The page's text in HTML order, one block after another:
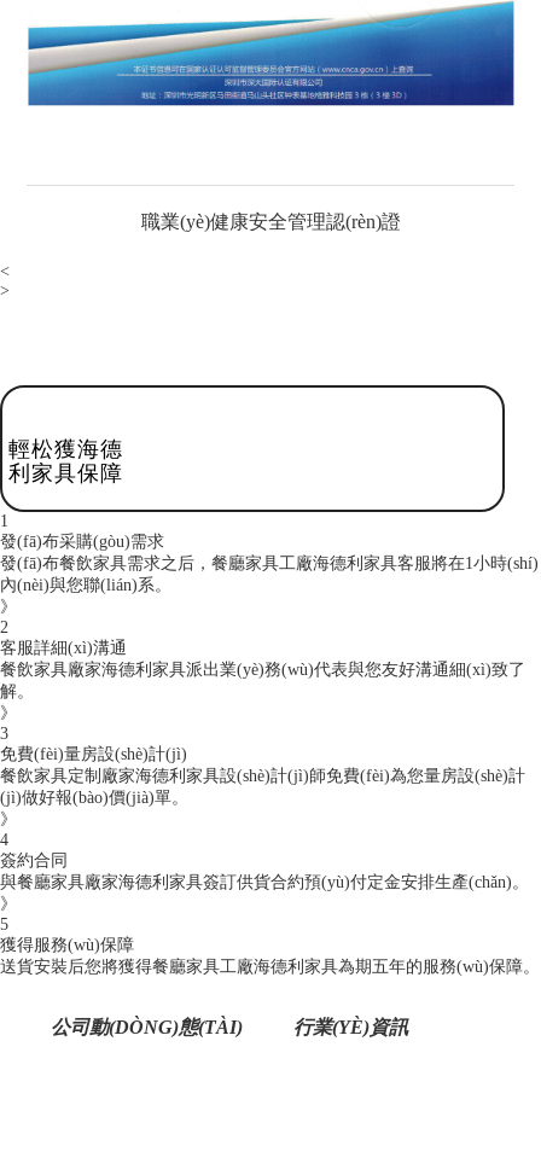
職業(yè)健康安全管理認(rèn)證
<
>
輕松獲海德
利家具保障
1
發(fā)布采購(gòu)需求
發(fā)布餐飲家具需求之后，餐廳家具工廠海德利家具客服將在1小時(shí)
內(nèi)與您聯(lián)系。
》
2
客服詳細(xì)溝通
餐飲家具廠家海德利家具派出業(yè)務(wù)代表與您友好溝通細(xì)致了
解。
》
3
免費(fèi)量房設(shè)計(jì)
餐飲家具定制廠家海德利家具設(shè)計(jì)師免費(fèi)為您量房設(shè)計
(jì)做好報(bào)價(jià)單。
》
4
簽約合同
與餐廳家具廠家海德利家具簽訂供貨合約預(yù)付定金安排生產(chǎn)。
》
5
獲得服務(wù)保障
送貨安裝后您將獲得餐廳家具工廠海德利家具為期五年的服務(wù)保障。
公司動(DÒNG)態(TÀI) 行業(YÈ)資訊